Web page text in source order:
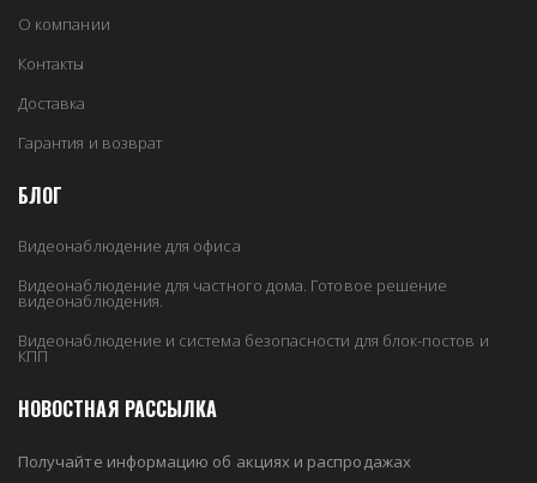
О компании
Контакты
Доставка
Гарантия и возврат
БЛОГ
Видеонаблюдение для офиса
Видеонаблюдение для частного дома. Готовое решение
видеонаблюдения.
Видеонаблюдение и система безопасности для блок-постов и
КПП
НОВОСТНАЯ РАССЫЛКА
Получайте информацию об акциях и распродажах